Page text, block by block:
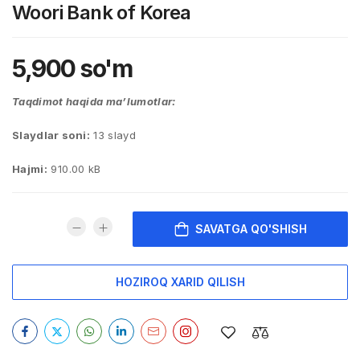
Woori Bank of Korea
5,900so'm
Taqdimot haqida ma’lumotlar:
Slaydlar soni: 13 slayd
Hajmi: 910.00 kB
SAVATGA QO'SHISH
HOZIROQ XARID QILISH